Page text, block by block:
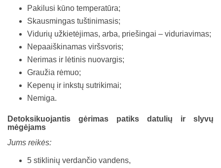
Pakilusi kūno temperatūra;
Skausmingas tuštinimasis;
Vidurių užkietėjimas, arba, priešingai – viduriavimas;
Nepaaiškinamas viršsvoris;
Nerimas ir lėtinis nuovargis;
Graužia rėmuo;
Kepenų ir inkstų sutrikimai;
Nemiga.
Detoksikuojantis gėrimas patiks datulių ir slyvų
mėgėjams
Jums reikės:
5 stiklinių verdančio vandens,